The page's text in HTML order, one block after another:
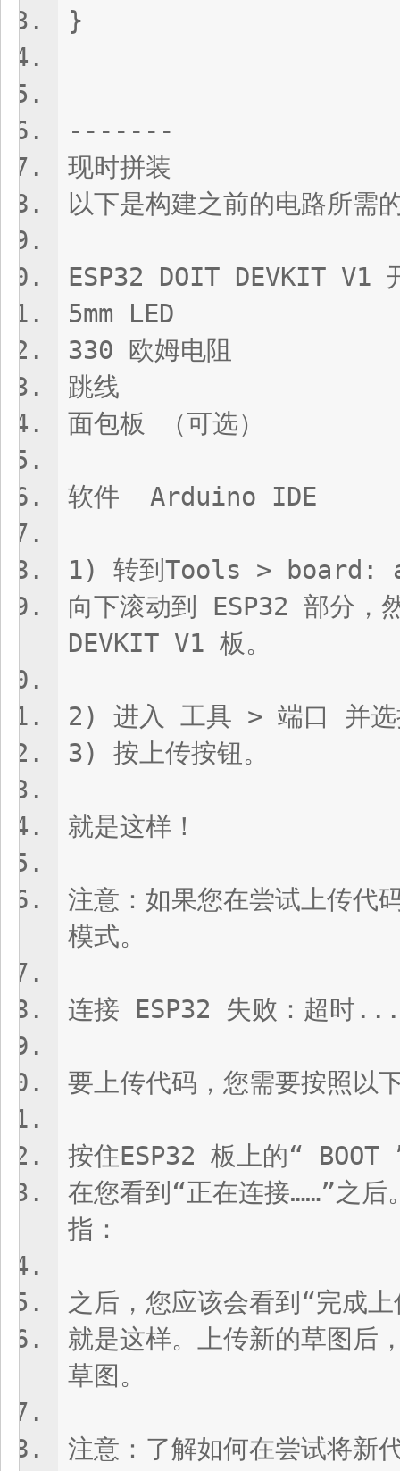
}
-------
现时拼装
以下是构建之前的电路所需
ESP32 DOIT DEVKIT V1
5mm LED
330 欧姆电阻
跳线
面包板 （可选）
软件 Arduino IDE
1) 转到Tools > board:
向下滚动到 ESP32 部分
DEVKIT V1 板。
2) 进入 工具 > 端口 并选
3) 按上传按钮。
就是这样！
注意：如果您在尝试上传代
模式。
连接 ESP32 失败：超时
要上传代码，您需要按照以
按住ESP32 板上的“ BOOT
在您看到“正在连接……”之
指：
之后，您应该会看到“完成
就是这样。上传新的草图后
草图。
注意：了解如何在尝试将新